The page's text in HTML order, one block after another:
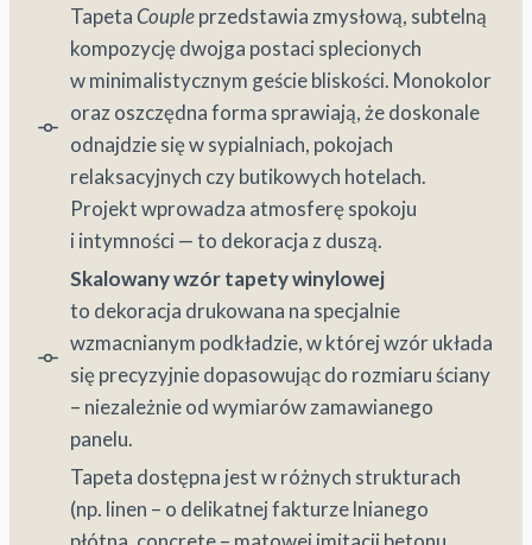
TapetaCoupleprzedstawia zmysłową, subtelną
kompozycję dwojga postaci splecionych
w minimalistycznym geście bliskości. Monokolor
oraz oszczędna forma sprawiają, że doskonale
odnajdzie się w sypialniach, pokojach
relaksacyjnych czy butikowych hotelach.
Projekt wprowadza atmosferę spokoju
i intymności — to dekoracja z duszą.
Skalowany wzór tapety winylowej
to dekoracja drukowana na specjalnie
wzmacnianym podkładzie, w której wzór układa
się precyzyjnie dopasowując do rozmiaru ściany
– niezależnie od wymiarów zamawianego
panelu.
Tapeta dostępna jest w różnych strukturach
(np. linen – o delikatnej fakturze lnianego